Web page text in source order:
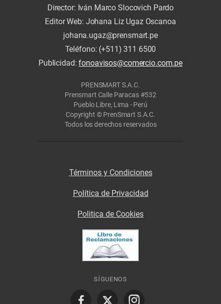
Director: Iván Marco Slocovich Pardo
Editor Web: Johana Liz Ugaz Oscanoa
johana.ugaz@prensmart.pe
Teléfono: (+511) 311 6500
Publicidad:fonoavisos@comercio.com.pe
PRENSMART S.A.C.
Prensmart Calle Paracas #532
Pueblo Libre, Lima - Perú
Copyright © PrenSmart S.A.C.
Todos los derechos reservados
Términos y Condiciones
Política de Privacidad
Politica de Cookies
SÍGUENOS